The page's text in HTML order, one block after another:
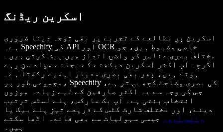
اسکرین ریڈنگ
اسکرین پر مطالعے کے تجربے پر بھی توجہ دینا ضروری
ہے۔ Speechify کی API اور OCR خاصی مضبوط ہیں، جو
مختلف بصری عناصر کو واضح انداز میں پیش کرتی ہیں۔
اگرچہ آپ اکثر اسکرین دیکھنے کے بجائے مواد سن رہے
ہوتے ہیں، پھر بھی بصری معیار اہمیت رکھتا ہے۔
مجموعی طور پر، Speechify کی بصری وضاحت کچھ بہتر ہے،
جس کی وجہ سے یہ اکثر صارفین کے لیے زیادہ موزوں
انتخاب بنتی ہے۔ آپ بک مارکس، پلے لسٹس ترتیب
دینے، اور مختلف شارٹ کٹس کے ذریعے تیز پلے بیک یا
وائس اوور
جیسی سہولیات سے بھی فائدہ اٹھا سکتے
ہیں۔